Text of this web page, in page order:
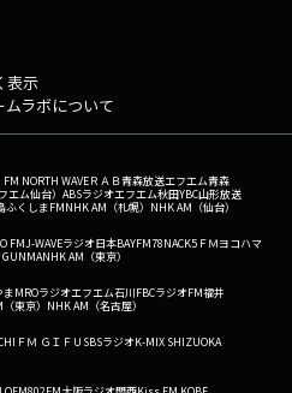
表示
ラボについて
FM NORTH WAVEＲＡＢ青森放送エフエム青森
エム仙台） ABSラジオエフエム秋田YBC山形放送
ふくしまFMNHK AM（札幌） NHK AM（仙台）
FMJ-WAVEラジオ日本BAYFM78NACK5 ＦＭヨコハマ
GUNMANHK AM（東京）
まMROラジオエフエム石川FBCラジオFM福井
東京） NHK AM（名古屋）
ＦＭ ＧＩＦＵ SBSラジオK-MIX SHIZUOKA